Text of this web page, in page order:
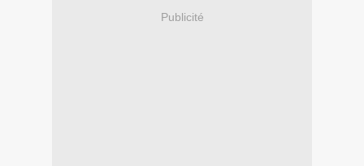
Publicité